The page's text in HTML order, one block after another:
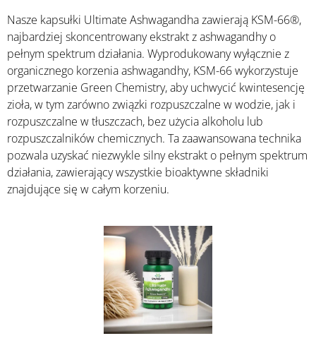
Nasze kapsułki Ultimate Ashwagandha zawierają KSM-66®,
najbardziej skoncentrowany ekstrakt z ashwagandhy o
pełnym spektrum działania. Wyprodukowany wyłącznie z
organicznego korzenia ashwagandhy, KSM-66 wykorzystuje
przetwarzanie Green Chemistry, aby uchwycić kwintesencję
zioła, w tym zarówno związki rozpuszczalne w wodzie, jak i
rozpuszczalne w tłuszczach, bez użycia alkoholu lub
rozpuszczalników chemicznych. Ta zaawansowana technika
pozwala uzyskać niezwykle silny ekstrakt o pełnym spektrum
działania, zawierający wszystkie bioaktywne składniki
znajdujące się w całym korzeniu.